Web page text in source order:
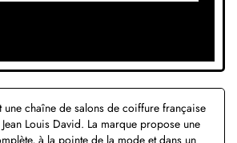
une chaîne de salons de coiffure française
Louis David. La marque propose une
à la pointe de la mode et dans un